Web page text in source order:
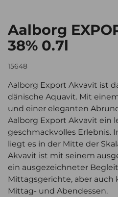
Aalborg
38% 0.7l
15648
Aalborg Export Akvavit ist
dänische Aquavit. Mit
und einer eleganten
Aalborg Export Akvavit ein
geschmackvolles Erlebnis.
liegt es in der Mitte der
Akvavit ist mit seinem
ein ausgezeichneter
Mittagsgerichte, aber auch
Mittag- und Abendessen.